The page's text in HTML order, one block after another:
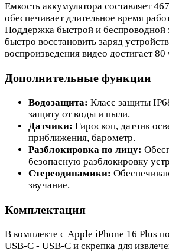
Емкость аккумулятора составляет
обеспечивает длительное время
Поддержка быстрой и беспроводной
быстро восстановить заряд
воспроизведения видео достигает 80
Дополнительные функции
Водозащита: Класс защиты
защиту от воды и пыли.
Датчики: Гироскоп, датчик
приближения, барометр.
Разблокировка по лицу:
безопасную разблокировку
Стереодинамики:
звучание.
Комплектация
В комплекте с Apple iPhone 16 Plus
USB-C - USB-C и скрепка для